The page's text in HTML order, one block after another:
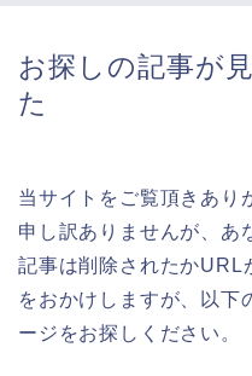
お探しの記事が
た
当サイトをご覧頂きあり
申し訳ありませんが、あ
記事は削除されたかURL
をおかけしますが、以下
ージをお探しください。